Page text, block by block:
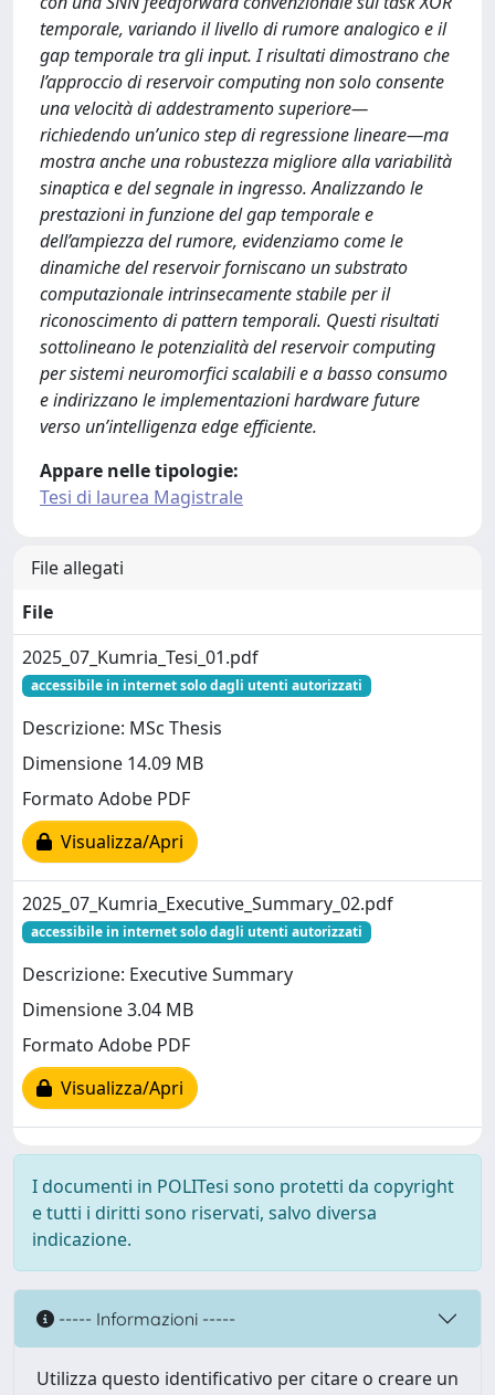
temporale, variando il livello di rumore analogico e il
gap temporale tra gli input. I risultati dimostrano che
l’approccio di reservoir computing non solo consente
una velocità di addestramento superiore—
richiedendo un’unico step di regressione lineare—ma
mostra anche una robustezza migliore alla variabilità
sinaptica e del segnale in ingresso. Analizzando le
prestazioni in funzione del gap temporale e
dell’ampiezza del rumore, evidenziamo come le
dinamiche del reservoir forniscano un substrato
computazionale intrinsecamente stabile per il
riconoscimento di pattern temporali. Questi risultati
sottolineano le potenzialità del reservoir computing
per sistemi neuromorfici scalabili e a basso consumo
e indirizzano le implementazioni hardware future
verso un’intelligenza edge efficiente.
Appare nelle tipologie:
Tesi di laurea Magistrale
File allegati
File
2025_07_Kumria_Tesi_01.pdf
accessibile in internet solo dagli utenti autorizzati
Descrizione: MSc Thesis
Dimensione 14.09 MB
Formato Adobe PDF
Visualizza/Apri
2025_07_Kumria_Executive_Summary_02.pdf
accessibile in internet solo dagli utenti autorizzati
Descrizione: Executive Summary
Dimensione 3.04 MB
Formato Adobe PDF
Visualizza/Apri
I documenti in POLITesi sono protetti da copyright
e tutti i diritti sono riservati, salvo diversa
indicazione.
----- Informazioni -----
Utilizza questo identificativo per citare o creare un